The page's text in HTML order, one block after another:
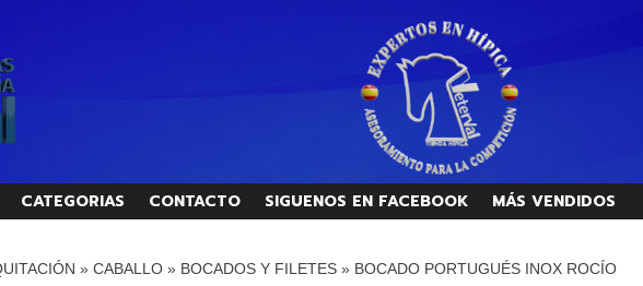
CATEGORIAS CONTACTO SIGUENOS EN FACEBOOK MÁS VENDIDOS
» CABALLO» BOCADOS Y FILETES» BOCADO PORTUGUÉS INOX ROCÍO